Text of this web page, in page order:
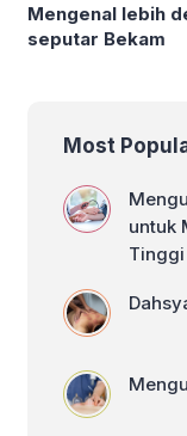
Mengenal lebih
seputar Bekam
Most
untuk
Tinggi